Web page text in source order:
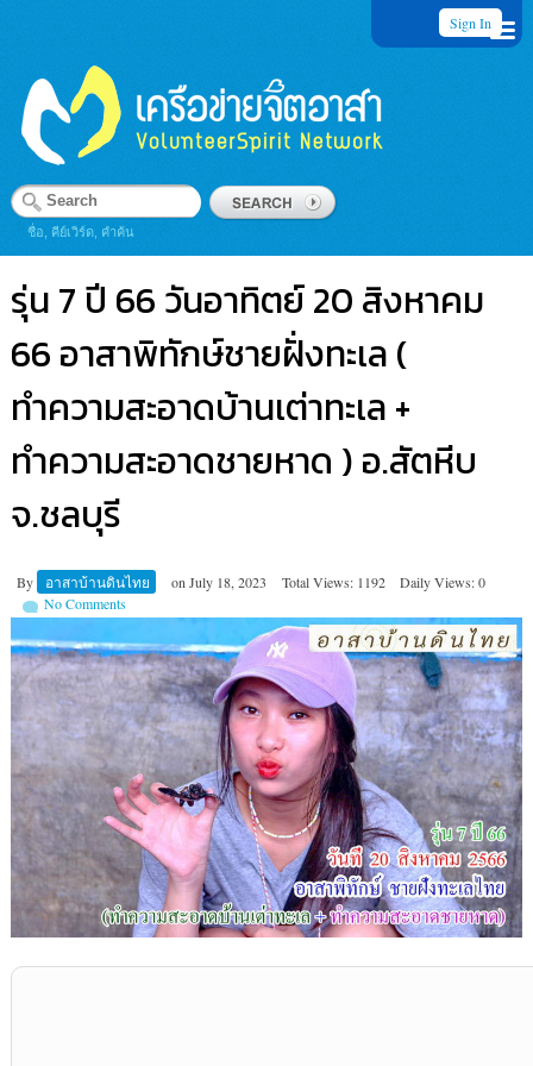
Sign In
ชื่อ, คีย์เวิร์ด, คำค้น
รุ่น 7 ปี 66 วันอาทิตย์ 20 สิงหาคม
66 อาสาพิทักษ์ชายฝั่งทะเล (
ทำความสะอาดบ้านเต่าทะเล +
ทำความสะอาดชายหาด ) อ.สัตหีบ
จ.ชลบุรี
By อาสาบ้านดินไทย on July 18, 2023 Total Views: 1192
Daily Views: 0
No Comments